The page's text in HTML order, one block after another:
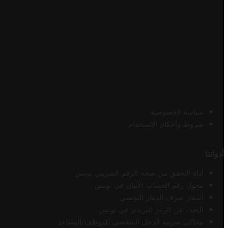
سياسة الخصوصية
شروط وأحكام الاستخدام
أدواتنا
أداة التحقق من صحة الرقم الضريبي تونس
محول رقم الحساب الآيبان في تونس
أسعار صرف الدينار التونسي
البحث عن الرمز البريدي في تونس
محاكي ضريبة الدخل الشخصي للموظف/المتقاعد